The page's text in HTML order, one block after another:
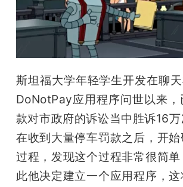
斯坦福大学年轻学生开发在聊
DoNotPay应用程序问世以来，
款对市政府的诉讼当中胜诉16
在收到大量停车罚款之后，开
过程，发现这个过程非常很简
此他决定建立一个应用程序，